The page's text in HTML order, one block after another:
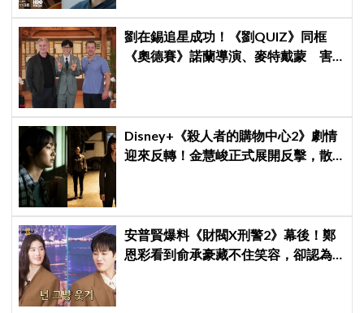
劉在錫追星成功！《劉QUIZ》同框
《奧德賽》諾蘭導演、麥特戴蒙 害
Disney+《殺人者的購物中心2》劇情
迎來反轉！金慧峻正式展開反擊，散
安普賢爆料《財閥X刑警2》幕後！鄭
恩彩看到俞承豪藏不住笑容，卻認為